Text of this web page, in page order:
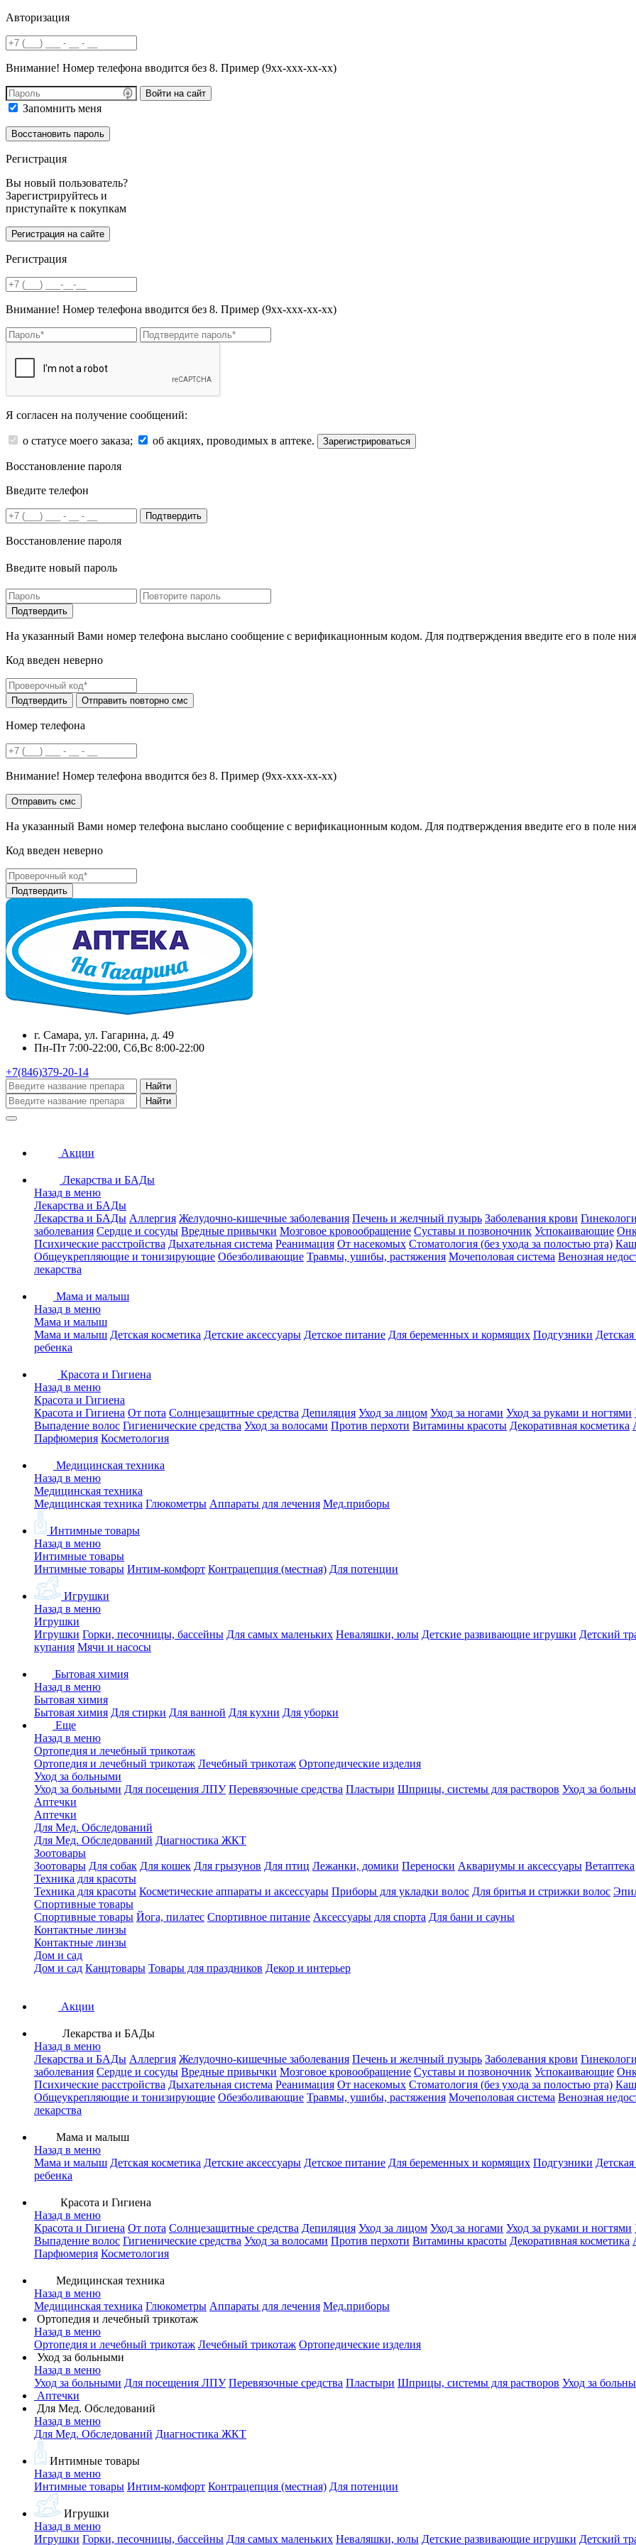
Авторизация
Внимание! Номер телефона вводится без 8. Пример (9хх-ххх-хх-хх)
Войти на сайт
Запомнить меня
Регистрация
Вы новый пользователь?
Зарегистрируйтесь и
приступайте к покупкам
Регистрация
Внимание! Номер телефона вводится без 8. Пример (9хх-ххх-хх-хх)
Я согласен на получение сообщений:
о статусе моего заказа; об акциях, проводимых в аптеке. Зарегистрироваться
Восстановление пароля
Введите телефон
Подтвердить
Восстановление пароля
Введите новый пароль
На указанный Вами номер телефона выслано сообщение с верификационным кодом. Для подтверждения введите его в поле
Код введен неверно
Номер телефона
Внимание! Номер телефона вводится без 8. Пример (9хх-ххх-хх-хх)
На указанный Вами номер телефона выслано сообщение с верификационным кодом. Для подтверждения введите его в поле
Код введен неверно
г. Самара, ул. Гагарина, д. 49
Пн-Пт 7:00-22:00, Сб,Вс 8:00-22:00
+7(846)379-20-14
Найти
Найти
Акции
Лекарства и БАДы
Назад в меню
Лекарства и БАДы
Лекарства и БАДы Аллергия Желудочно-кишечные заболевания Печень и желчный пузырь Заболевания крови
заболевания Сердце и сосуды Вредные привычки Мозговое кровообращение Суставы и позвоночник Успокаивающие
Психические расстройства Дыхательная система Реанимация От насекомых Стоматология (без ухода за полостью рта)
Общеукрепляющие и тонизирующие Обезболивающие Травмы, ушибы, растяжения Мочеполовая система Венозная
лекарства
Мама и малыш
Назад в меню
Мама и малыш
Мама и малыш Детская косметика Детские аксессуары Детское питание Для беременных и кормящих Подгузники
ребенка
Красота и Гигиена
Назад в меню
Красота и Гигиена
Красота и Гигиена От пота Солнцезащитные средства Депиляция Уход за лицом Уход за ногами Уход за руками и ногтями
Выпадение волос Гигиенические средства Уход за волосами Против перхоти Витамины красоты Декоративная косметика
Парфюмерия Косметология
Медицинская техника
Назад в меню
Медицинская техника
Медицинская техника Глюкометры Аппараты для лечения Мед.приборы
Интимные товары
Назад в меню
Интимные товары
Интимные товары Интим-комфорт Контрацепция (местная) Для потенции
Игрушки
Назад в меню
Игрушки
Игрушки Горки, песочницы, бассейны Для самых маленьких Неваляшки, юлы Детские развивающие игрушки Детский
купания Мячи и насосы
Бытовая химия
Назад в меню
Бытовая химия
Бытовая химия Для стирки Для ванной Для кухни Для уборки
Еще
Назад в меню
Ортопедия и лечебный трикотаж
Ортопедия и лечебный трикотаж Лечебный трикотаж Ортопедические изделия
Уход за больными
Уход за больными Для посещения ЛПУ Перевязочные средства Пластыри Шприцы, системы для растворов Уход за
Аптечки
Аптечки
Для Мед. Обследований
Для Мед. Обследований Диагностика ЖКТ
Зоотовары
Зоотовары Для собак Для кошек Для грызунов Для птиц Лежанки, домики Переноски Аквариумы и аксессуары Ветаптека
Техника для красоты
Техника для красоты Косметические аппараты и аксессуары Приборы для укладки волос Для бритья и стрижки волос
Спортивные товары
Спортивные товары Йога, пилатес Спортивное питание Аксессуары для спорта Для бани и сауны
Контактные линзы
Контактные линзы
Дом и сад
Дом и сад Канцтовары Товары для праздников Декор и интерьер
Акции
Лекарства и БАДы
Назад в меню
Лекарства и БАДы Аллергия Желудочно-кишечные заболевания Печень и желчный пузырь Заболевания крови
заболевания Сердце и сосуды Вредные привычки Мозговое кровообращение Суставы и позвоночник Успокаивающие
Психические расстройства Дыхательная система Реанимация От насекомых Стоматология (без ухода за полостью рта)
Общеукрепляющие и тонизирующие Обезболивающие Травмы, ушибы, растяжения Мочеполовая система Венозная
лекарства
Мама и малыш
Назад в меню
Мама и малыш Детская косметика Детские аксессуары Детское питание Для беременных и кормящих Подгузники
ребенка
Красота и Гигиена
Назад в меню
Красота и Гигиена От пота Солнцезащитные средства Депиляция Уход за лицом Уход за ногами Уход за руками и ногтями
Выпадение волос Гигиенические средства Уход за волосами Против перхоти Витамины красоты Декоративная косметика
Парфюмерия Косметология
Медицинская техника
Назад в меню
Медицинская техника Глюкометры Аппараты для лечения Мед.приборы
Ортопедия и лечебный трикотаж
Назад в меню
Ортопедия и лечебный трикотаж Лечебный трикотаж Ортопедические изделия
Уход за больными
Назад в меню
Уход за больными Для посещения ЛПУ Перевязочные средства Пластыри Шприцы, системы для растворов Уход за
Аптечки
Для Мед. Обследований
Назад в меню
Для Мед. Обследований Диагностика ЖКТ
Интимные товары
Назад в меню
Интимные товары Интим-комфорт Контрацепция (местная) Для потенции
Игрушки
Назад в меню
Игрушки Горки, песочницы, бассейны Для самых маленьких Неваляшки, юлы Детские развивающие игрушки Детский